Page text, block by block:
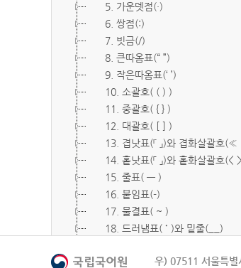
5. 가운뎃점(·)
6. 쌍점(:)
7. 빗금(/)
8. 큰따옴표(“ ”)
9. 작은따옴표(‘ ’)
10. 소괄호( ( ) )
11. 중괄호( { } )
12. 대괄호( [ ] )
13. 겹낫표(『 』)와 겹화살괄호(≪
14. 홑낫표(「 」)와 홑화살괄호(< >)
15. 줄표( ― )
16. 붙임표(-)
17. 물결표( ~ )
18. 드러냄표( ˙ )와 밑줄(__)
20. 빠짐표( □ )우) 07511 서울특